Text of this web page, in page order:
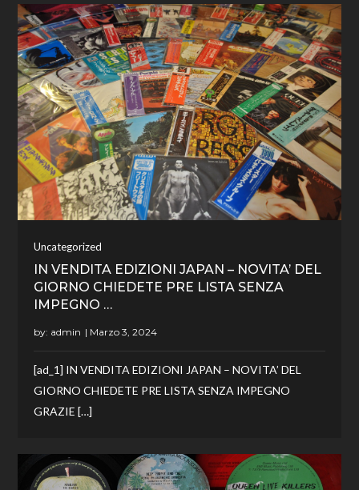
Uncategorized
IN VENDITA EDIZIONI JAPAN – NOVITA’ DEL
GIORNO CHIEDETE PRE LISTA SENZA
IMPEGNO …
by: admin
[ad_1] IN VENDITA EDIZIONI JAPAN – NOVITA’ DEL
GIORNO CHIEDETE PRE LISTA SENZA IMPEGNO
GRAZIE […]